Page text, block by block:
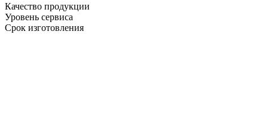
Качество продукции
Уровень сервиса
Срок изготовления